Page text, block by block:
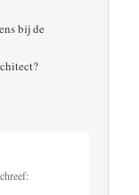
bij de